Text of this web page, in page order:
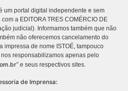
um portal digital independente e sem
a EDITORA TRES COMÉRCIO DE
judicial). Informamos também que não
não oferecemos cancelamento do
impressa de nome ISTOÉ, tampouco
responsabilizamos apenas pelo
” e seus respectivos sites.
de Imprensa: